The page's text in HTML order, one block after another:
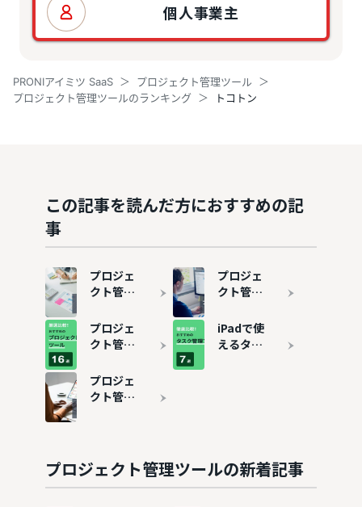
個人事業主
PRONIアイミツ SaaS
プロジェクト管理ツール
プロジェクト管理ツールのランキング
トコトン
この記事を読んだ方におすすめの記
事
プロジェ
クト管理
選び方を
徹底解説
プロジェ
クト管理
リット・
デメリッ
プロジェ
クト管理
すすめ16
選を比較
iPadで使
えるタス
プロジェ
クト管理
場
プロジェクト管理ツールの新着記事